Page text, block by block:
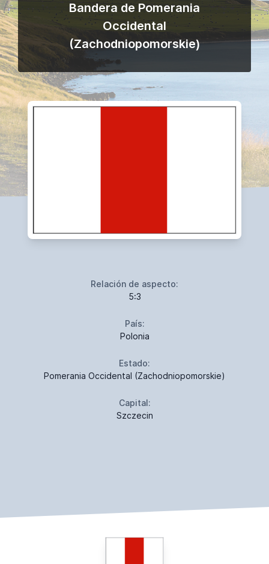
Bandera de Pomerania
Occidental
(Zachodniopomorskie)
Relación de aspecto:
5:3
País:
Polonia
Estado:
Pomerania Occidental (Zachodniopomorskie)
Capital:
Szczecin